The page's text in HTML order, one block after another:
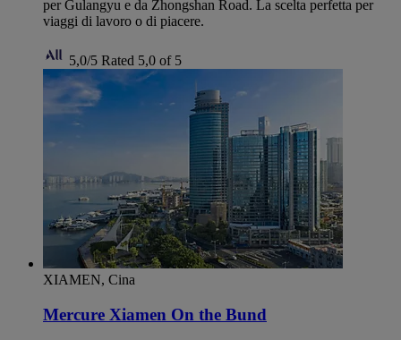
per Gulangyu e da Zhongshan Road. La scelta perfetta per
viaggi di lavoro o di piacere.
5,0/5 Rated 5,0 of 5
XIAMEN, Cina
Mercure Xiamen On the Bund